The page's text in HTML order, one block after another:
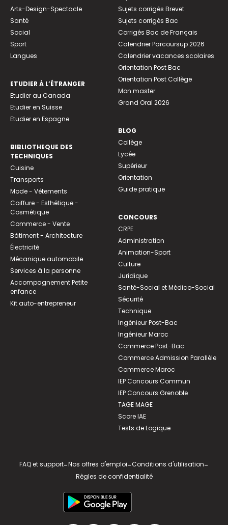
Arts-Design-Spectacle
Santé
Social
Sport
Langues
ETUDIER À L’ÉTRANGER
Etudier au Canada
Etudier en Suisse
Etudier en Espagne
BIBLIOTHEQUE DES
TECHNIQUES
Cuisine
Transports
Mode - Vêtements
Coiffure - Esthétique -
Cosmétique
Commerce - Vente
Bâtiment - Architecture
Électricité
Mécanique automobile
Services à la personne
Accompagnement Petite
enfance
Kit auto-entrepreneur
Sujets corrigés Brevet
Sujets corrigés Bac
Corrigés Bac de Français
Calendrier Parcoursup 2026
Calendrier vacances scolaires
Orientation Post Bac
Orientation Post Collège
Mon master
Grand Oral 2026
BLOG
Collège
Lycée
Supérieur
Orientation
Guide pratique
CONCOURS
CRPE
Administration
Animation-Sport
Culture
Juridique
Santé-Social et Médico-Social
Sécurité
Technique
Ingénieur Post-Bac
Ingénieur Maroc
Commerce Post-Bac
Commerce Admission Parallèle
Commerce Maroc
IEP Concours Commun
IEP Concours Grenoble
TAGE MAGE
Score IAE
Tests de Logique
FAQ et support-Nos offres d'emploi-Conditions d'utilisation-
Règles de confidentialité